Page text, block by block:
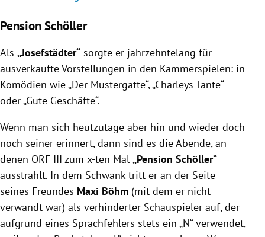
Pension Schöller
Als „Josefstädter“ sorgte er jahrzehntelang für
ausverkaufte Vorstellungen in den Kammerspielen: in
Komödien wie „Der Mustergatte“, „Charleys Tante“
oder „Gute Geschäfte“.
Wenn man sich heutzutage aber hin und wieder doch
noch seiner erinnert, dann sind es die Abende, an
denen ORF III zum x-ten Mal „Pension Schöller“
ausstrahlt. In dem Schwank tritt er an der Seite
seines Freundes Maxi Böhm (mit dem er nicht
verwandt war) als verhinderter Schauspieler auf, der
aufgrund eines Sprachfehlers stets ein „N“ verwendet,